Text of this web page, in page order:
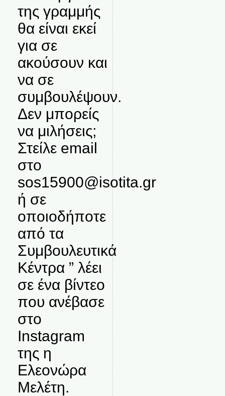
της γραμμής
θα είναι εκεί
για σε
ακούσουν και
να σε
συμβουλέψουν.
Δεν μπορείς
να μιλήσεις;
Στείλε email
στο
sos15900@isotita.gr
ή σε
οποιοδήποτε
από τα
Συμβουλευτικά
Κέντρα ” λέει
σε ένα βίντεο
που ανέβασε
στο
Instagram
της η
Ελεονώρα
Μελέτη.